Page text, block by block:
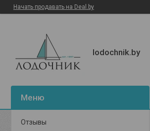
Начать продавать на Deal.by
lodochnik.by
Отзывы